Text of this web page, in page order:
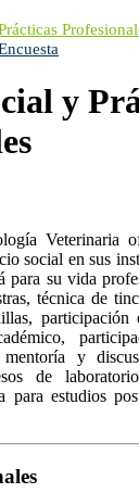
y
Veterinaria
social en sus
para su vida
técnica de
participación
y
de
para estudios